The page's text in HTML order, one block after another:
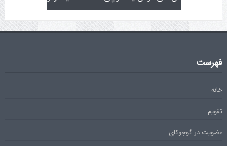
فهرست
خانه
تقویم
عضویت در گوجوکای